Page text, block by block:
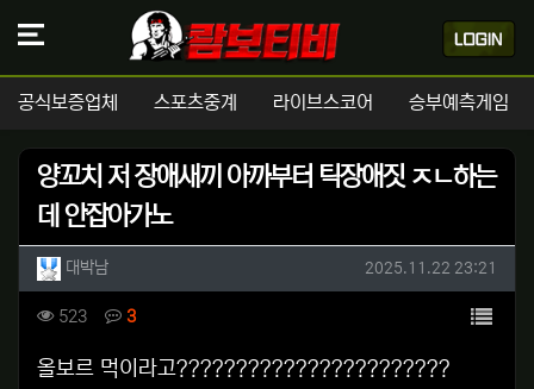
공식보증업체 스포츠중계 라이브스코어 승부예측게임
양꼬치 저 장애새끼 아까부터 틱장애짓 ㅈㄴ하는
데 안잡아가노
작성자 정보
대박남작성 작성일
2025.11.22 23:21
컨텐츠 정보
523조회 3댓글 목록
본문
올보르 먹이라고???????????????????????